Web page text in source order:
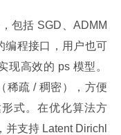
包括 SGD、ADMM
编程接口，用户也可
现高效的 ps 模型。
稀疏 / 稠密），方便
式。在优化算法方
支持 Latent Dirichl